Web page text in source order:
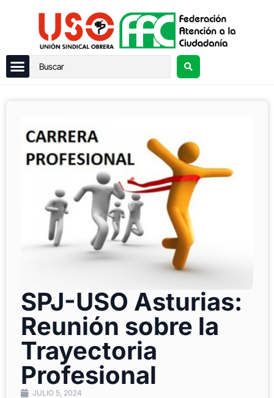
SPJ-USO Asturias:
Reunión sobre la
Trayectoria
Profesional
JULIO 5, 2024